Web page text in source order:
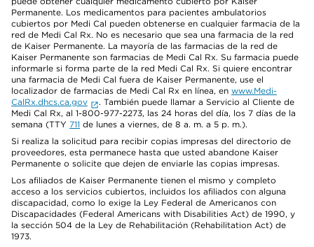
Permanente. Los medicamentos para pacientes ambulatorios
cubiertos por Medi Cal pueden obtenerse en cualquier farmacia de la
red de Medi Cal Rx. No es necesario que sea una farmacia de la red
de Kaiser Permanente. La mayoría de las farmacias de la red de
Kaiser Permanente son farmacias de Medi Cal Rx. Su farmacia puede
informarle si forma parte de la red Medi Cal Rx. Si quiere encontrar
una farmacia de Medi Cal fuera de Kaiser Permanente, use el
localizador de farmacias de Medi Cal Rx en línea, en www.Medi-
CalRx.dhcs.ca.gov
. También puede llamar a Servicio al Cliente de
Medi Cal Rx, al 1-800-977-2273, las 24 horas del día, los 7 días de la
semana (TTY 711 de lunes a viernes, de 8 a. m. a 5 p. m.).
Si realiza la solicitud para recibir copias impresas del directorio de
proveedores, esta permanece hasta que usted abandone Kaiser
Permanente o solicite que dejen de enviarle las copias impresas.
Los afiliados de Kaiser Permanente tienen el mismo y completo
acceso a los servicios cubiertos, incluidos los afiliados con alguna
discapacidad, como lo exige la Ley Federal de Americanos con
Discapacidades (Federal Americans with Disabilities Act) de 1990, y
la sección 504 de la Ley de Rehabilitación (Rehabilitation Act) de
1973.